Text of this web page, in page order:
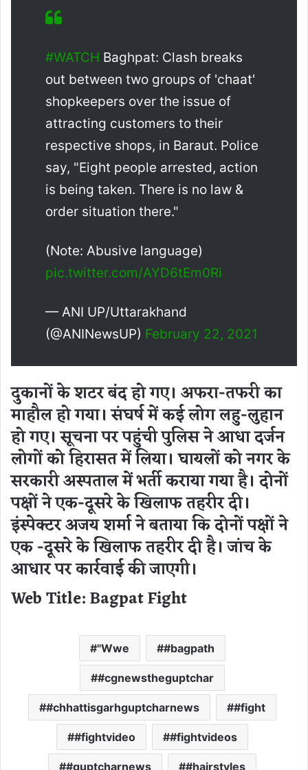
#WATCH Baghpat: Clash breaks
out between two groups of 'chaat'
shopkeepers over the issue of
attracting customers to their
respective shops, in Baraut. Police
say, "Eight people arrested, action
is being taken. There is no law &
order situation there."
(Note: Abusive language)
pic.twitter.com/AYD6tEm0Ri
— ANI UP/Uttarakhand
(@ANINewsUP) February 22, 2021
दुकानों के शटर बंद हो गए। अफरा-तफरी का
माहौल हो गया। संघर्ष में कई लोग लहु-लुहान
हो गए। सूचना पर पहुंची पुलिस ने आधा दर्जन
लोगों को हिरासत में लिया। घायलों को नगर के
सरकारी अस्पताल में भर्ती कराया गया है। दोनों
पक्षों ने एक-दूसरे के खिलाफ तहरीर दी।
इंस्पेक्टर अजय शर्मा ने बताया कि दोनों पक्षों ने
एक -दूसरे के खिलाफ तहरीर दी है। जांच के
आधार पर कार्रवाई की जाएगी।
Web Title: Bagpat Fight
"Wwe #bagpath
#cgnewstheguptchar
#chhattisgarhguptcharnews #fight
#fightvideo #fightvideos
#guptcharnews #hairstyles